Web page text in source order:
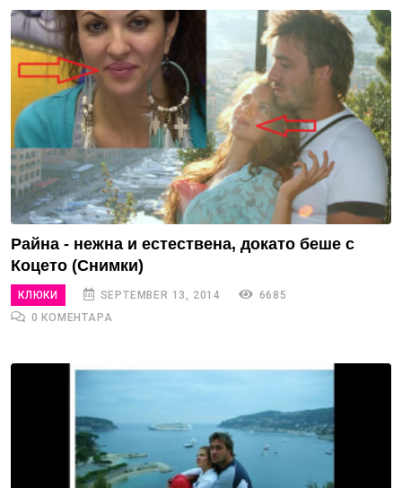
Райна - нежна и естествена, докато беше с
Коцето (Снимки)
КЛЮКИ SEPTEMBER 13, 2014
6685
0 КОМЕНТАРА